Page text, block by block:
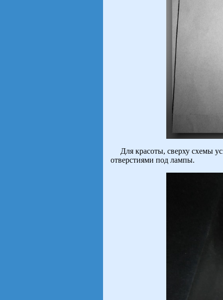
Для красоты, сверху схемы
отверстиями под лампы.